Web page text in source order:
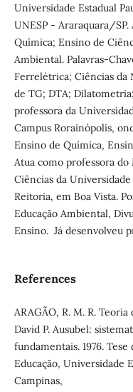
Universidade Estadual
UNESP - Araraquara/
Química; Ensino de
Ambiental. Palavras-
Ferrelétrica; Ciências da
de TG; DTA;
professora da
Campus Rorainópolis,
Ensino de Química,
Atua como professora
Ciências da
Reitoria, em Boa Vista.
Educação Ambiental,
Ensino. Já desenvolveu
References
ARAGÃO, R. M. R.
David P. Ausubel:
fundamentais. 1976.
Educação, Universidade
Campinas,